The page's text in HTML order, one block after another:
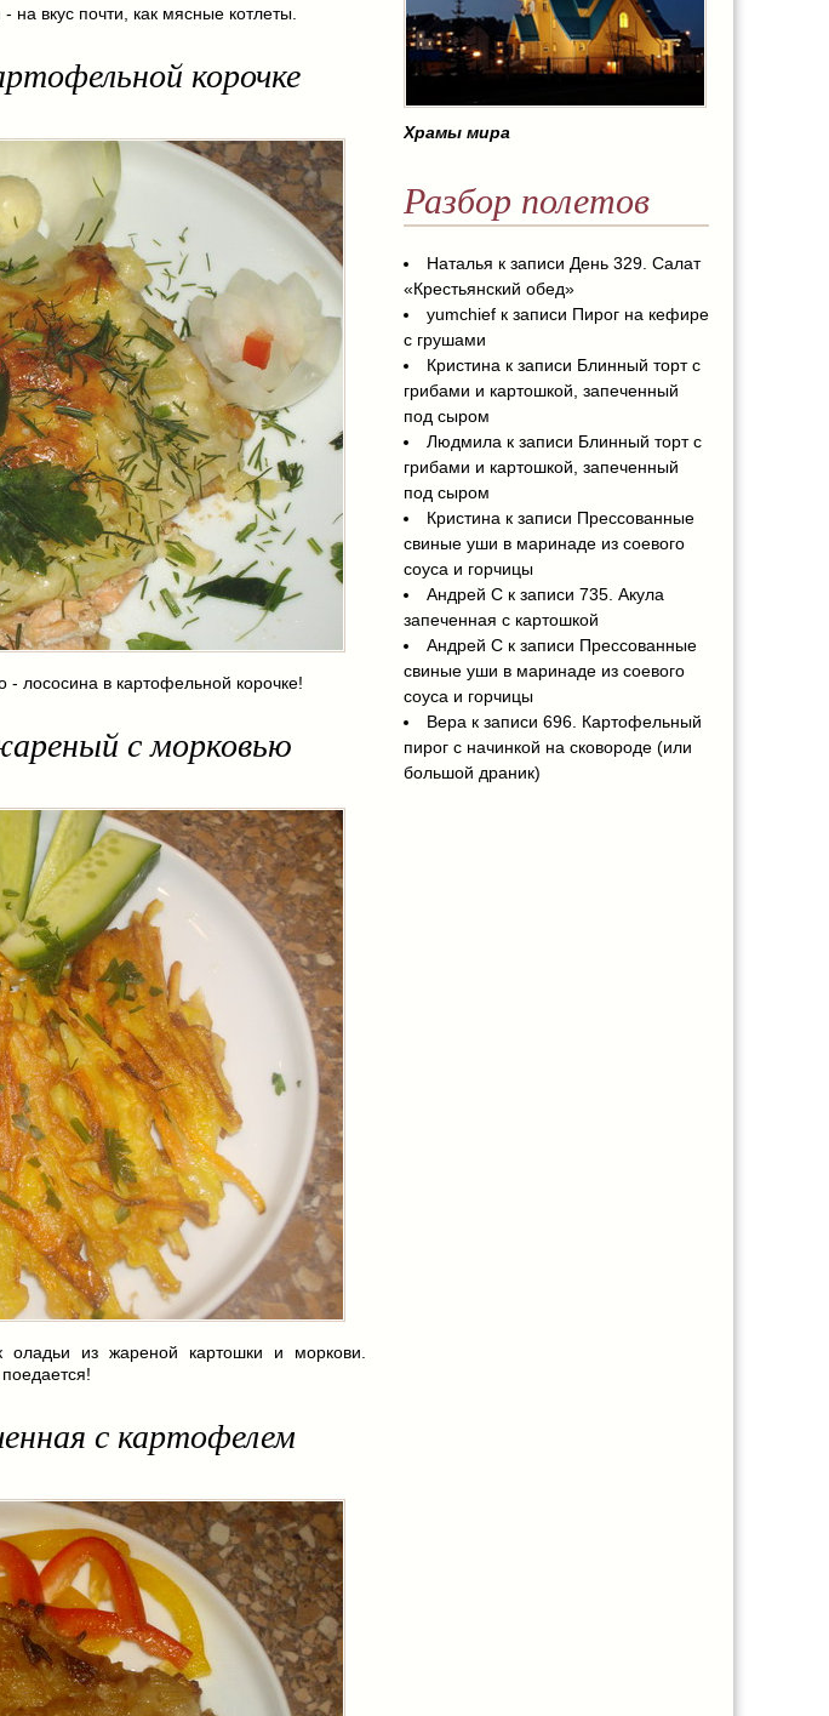
вкус почти, как мясные котлеты.
корочке
лососина в картофельной корочке!
с морковью
из жареной картошки и моркови.
с картофелем
Храмы мира
Разбор полетов
Наталья к записи День 329. Салат
«Крестьянский обед»
yumchiefк записи Пирог на кефире
с грушами
Кристинак записи Блинный торт с
грибами и картошкой, запеченный
под сыром
Людмилак записи Блинный торт с
грибами и картошкой, запеченный
под сыром
Кристинак записи Прессованные
свиные уши в маринаде из соевого
соуса и горчицы
Андрей Ск записи 735. Акула
запеченная с картошкой
Андрей Ск записи Прессованные
свиные уши в маринаде из соевого
соуса и горчицы
Верак записи 696. Картофельный
пирог с начинкой на сковороде (или
большой драник)